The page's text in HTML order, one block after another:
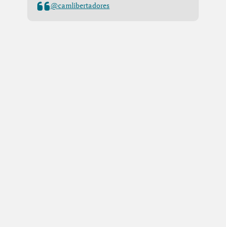
@camlibertadores